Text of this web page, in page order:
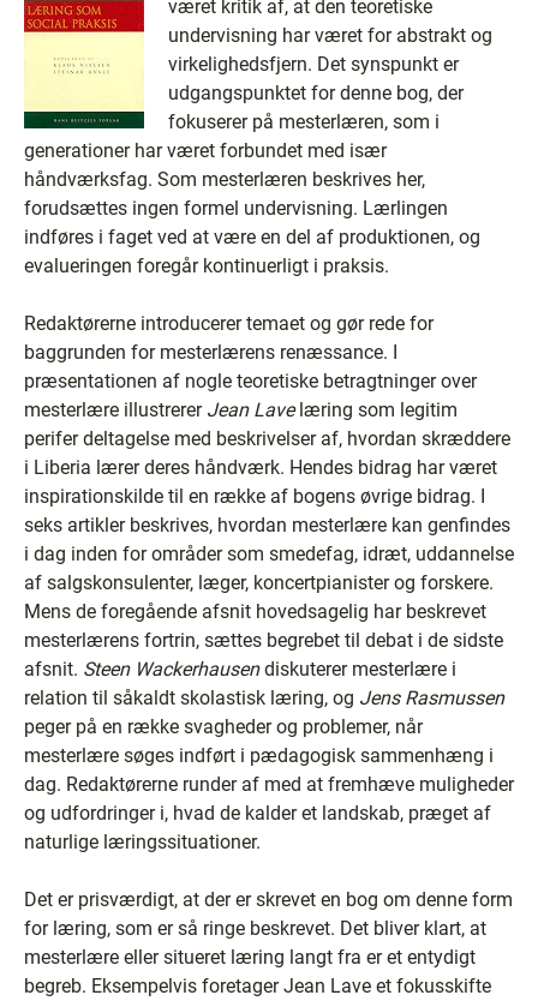
været kritik af, at den teoretiske
undervisning har været for abstrakt og
virkelighedsfjern. Det synspunkt er
udgangspunktet for denne bog, der
fokuserer på mesterlæren, som i
generationer har været forbundet med især
håndværksfag. Som mesterlæren beskrives her,
forudsættes ingen formel undervisning. Lærlingen
indføres i faget ved at være en del af produktionen, og
evalueringen foregår kontinuerligt i praksis.
Redaktørerne introducerer temaet og gør rede for
baggrunden for mesterlærens renæssance. I
præsentationen af nogle teoretiske betragtninger over
mesterlære illustrerer Jean Lavelæring som legitim
perifer deltagelse med beskrivelser af, hvordan skræddere
i Liberia lærer deres håndværk. Hendes bidrag har været
inspirationskilde til en række af bogens øvrige bidrag. I
seks artikler beskrives, hvordan mesterlære kan genfindes
i dag inden for områder som smedefag, idræt, uddannelse
af salgskonsulenter, læger, koncertpianister og forskere.
Mens de foregående afsnit hovedsagelig har beskrevet
mesterlærens fortrin, sættes begrebet til debat i de sidste
afsnit. Steen Wackerhausendiskuterer mesterlære i
relation til såkaldt skolastisk læring, og Jens Rasmussen
peger på en række svagheder og problemer, når
mesterlære søges indført i pædagogisk sammenhæng i
dag. Redaktørerne runder af med at fremhæve muligheder
og udfordringer i, hvad de kalder et landskab, præget af
naturlige læringssituationer.
Det er prisværdigt, at der er skrevet en bog om denne form
for læring, som er så ringe beskrevet. Det bliver klart, at
mesterlære eller situeret læring langt fra er et entydigt
begreb. Eksempelvis foretager Jean Lave et fokusskifte